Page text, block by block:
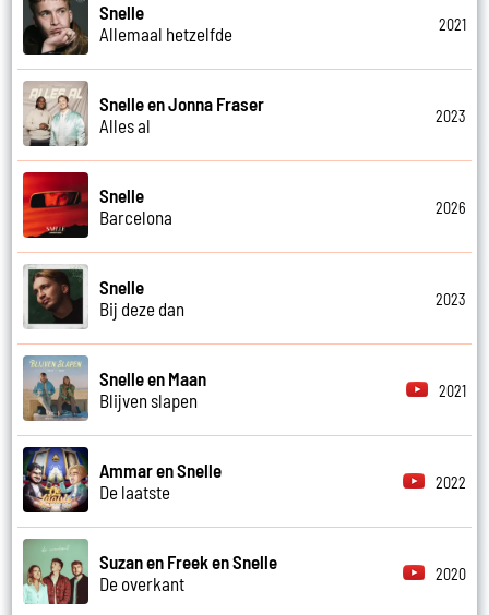
Snelle
Allemaal hetzelfde
2021
Snelle en Jonna Fraser
Alles al
2023
Snelle
Barcelona
2026
Snelle
Bij deze dan
2023
Snelle en Maan
Blijven slapen
2021
Ammar en Snelle
De laatste
2022
Suzan en Freek en Snelle
De overkant
2020